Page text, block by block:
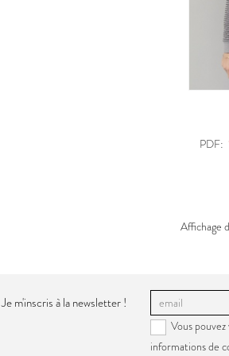
PDF:
Affichage
Je m'inscris à la newsletter !
Vous
informations de